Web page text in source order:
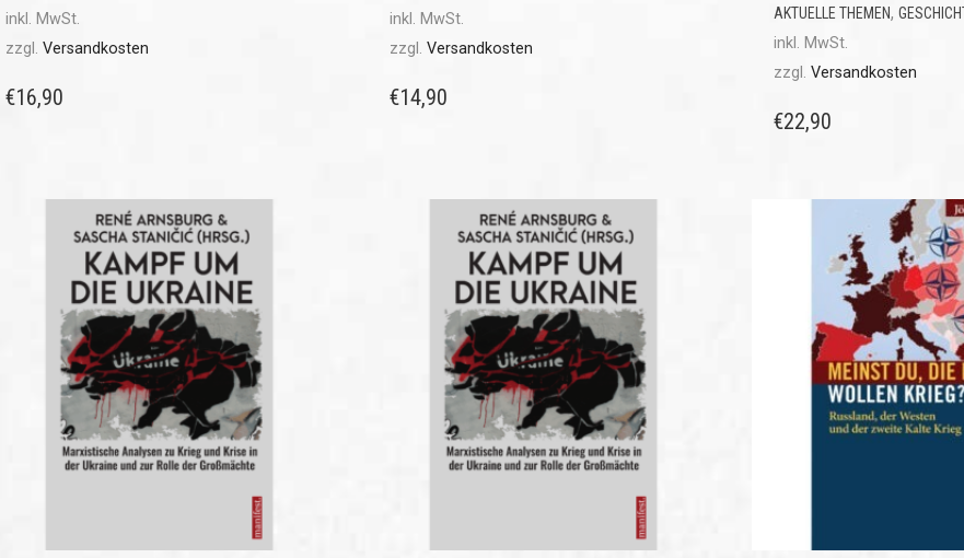
inkl. MwSt.
zzgl. Versandkosten
€16,90
inkl. MwSt.
zzgl. Versandkosten
€14,90
AKTUELLE THEMEN,
inkl. MwSt.
zzgl. Versandkosten
€22,90